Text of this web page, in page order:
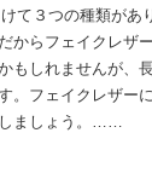
けて３つの種類があ
からフェイクレザ
もしれませんが、
。フェイクレザー
ましょう。……